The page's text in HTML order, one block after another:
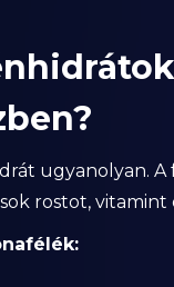
ugyanolyan.
rostot,